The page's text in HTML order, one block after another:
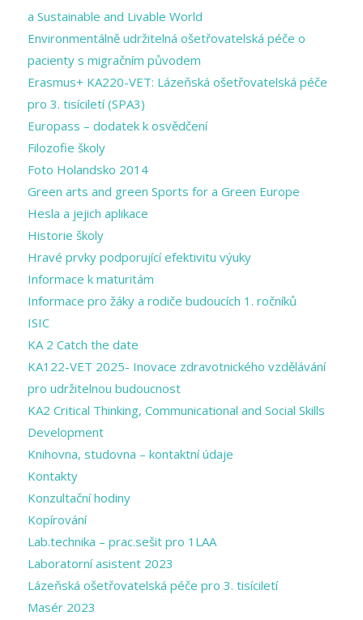
a Sustainable and Livable World
Environmentálně udržitelná ošetřovatelská péče o
pacienty s migračním původem
Erasmus+ KA220-VET: Lázeňská ošetřovatelská péče
pro 3. tisíciletí (SPA3)
Europass – dodatek k osvědčení
Filozofie školy
Foto Holandsko 2014
Green arts and ​green Sports for a ​Green Europe
Hesla a jejich aplikace
Historie školy
Hravé prvky podporující efektivitu výuky
Informace k maturitám
Informace pro žáky a rodiče budoucích 1. ročníků
ISIC
KA 2 Catch the date
KA122-VET 2025- Inovace zdravotnického vzdělávání
pro udržitelnou budoucnost
KA2 Critical Thinking, Communicational and Social Skills
Development
Knihovna, studovna – kontaktní údaje
Kontakty
Konzultační hodiny
Kopírování
Lab.technika – prac.sešit pro 1LAA
Laboratorní asistent 2023
Lázeňská ošetřovatelská péče pro 3. tisíciletí
Masér 2023